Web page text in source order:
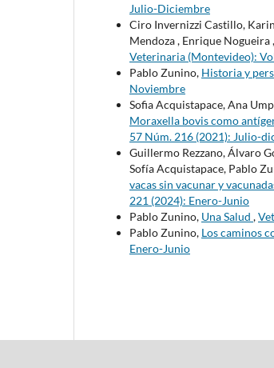
Julio-Diciembre
Ciro Invernizzi Castillo,
Mendoza , Enrique Nogueira
Veterinaria (Montevideo):
Pablo Zunino, Historia y
Noviembre
Sofia Acquistapace, Ana
Moraxella bovis como
57 Núm. 216 (2021): Julio-
Guillermo Rezzano, Álvaro
Sofía Acquistapace, Pablo
vacas sin vacunar y
221 (2024): Enero-Junio
Pablo Zunino, Una Salud ,
Pablo Zunino, Los caminos
Enero-Junio